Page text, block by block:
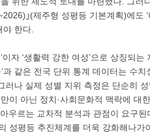
｣(제주형 성평등 기본계획)에도
야 한다.
자 ‘생활력 강한 여성’으로 상징되
과 같은 전국 단위 통계 데이터는 수
나 실제 성별 지위 측정은 단순히 성
이 아닌 정치·사회문화적 맥락에 대
우르는 교차적 분석과 관점이 요구
성평등 추진체계를 더욱 강화해나가